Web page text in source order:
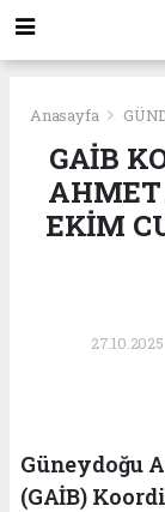
Anasayfa
GAİB
AHMET
EKİM
Güneydoğu
(GAİB)